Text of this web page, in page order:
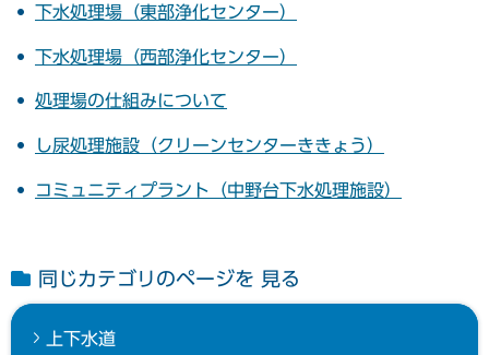
下水処理場（東部浄化センター）
下水処理場（西部浄化センター）
処理場の仕組みについて
し尿処理施設（クリーンセンターききょう）
コミュニティプラント（中野台下水処理施設）
同じカテゴリのページを 見る
上下水道